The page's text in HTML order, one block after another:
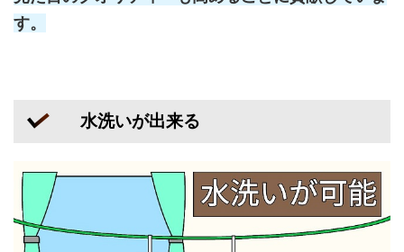
す。
水洗いが出来る